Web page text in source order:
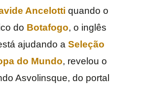
Ancelotti quando o
do Botafogo, o inglês
ajudando a Seleção
do Mundo, revelou o
Asvolinsque, do portal